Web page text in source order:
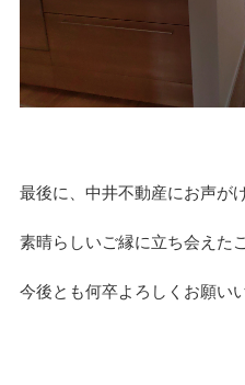
最後に、中井不動産にお声が
素晴らしいご縁に立ち会えた
今後とも何卒よろしくお願い